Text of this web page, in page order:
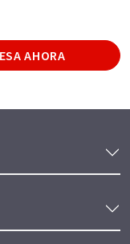
AHORA